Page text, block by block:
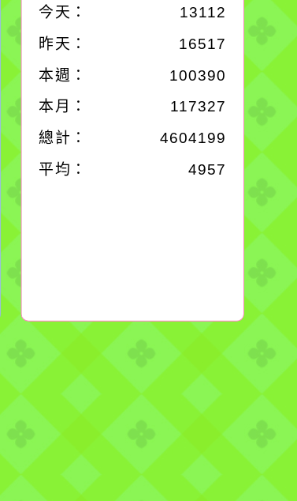
作者：網路小語
在實現理想的路途中，
必須排除一切干擾，特
別是要看清那些美麗的
今天： 13112
昨天： 16517
本週：
100390
本月：
117327
總計：
4604199
平均：
4957